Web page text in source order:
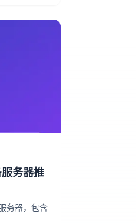
务器推
务器，包含